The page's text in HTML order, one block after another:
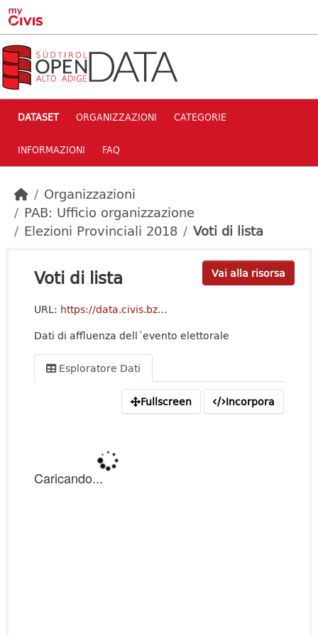
Skip to main content
DATASET ORGANIZZAZIONI CATEGORIE
INFORMAZIONI FAQ
Organizzazioni
PAB: Ufficio organizzazione
Elezioni Provinciali 2018
Voti di lista
Vai alla risorsa
Voti di lista
URL: https://data.civis.bz.it/dataset/7432b1bc-68a5-4bfc-acbe-be21d95ce1e0/resource/53d4f927-fe11-4a0b-9dac-232d59047503/download/votilistalistenstimmen.csv
Dati di affluenza dell´evento elettorale
Esploratore Dati
Fullscreen Incorpora